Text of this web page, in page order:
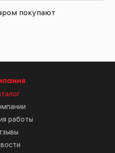
покупают
работы